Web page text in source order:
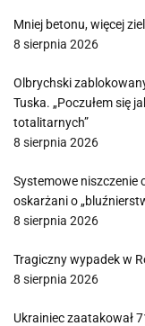
Mniej betonu, więcej
8 sierpnia 2026
Olbrychski
Tuska. „Poczułem się
totalitarnych”
8 sierpnia 2026
Systemowe niszczenie
oskarżani o
8 sierpnia 2026
Tragiczny wypadek w
8 sierpnia 2026
Ukrainiec zaatakował